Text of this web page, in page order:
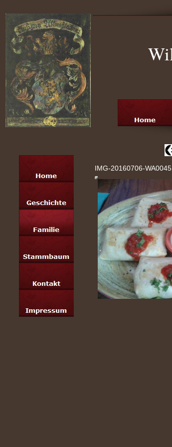
IMG-20160706-WA0045